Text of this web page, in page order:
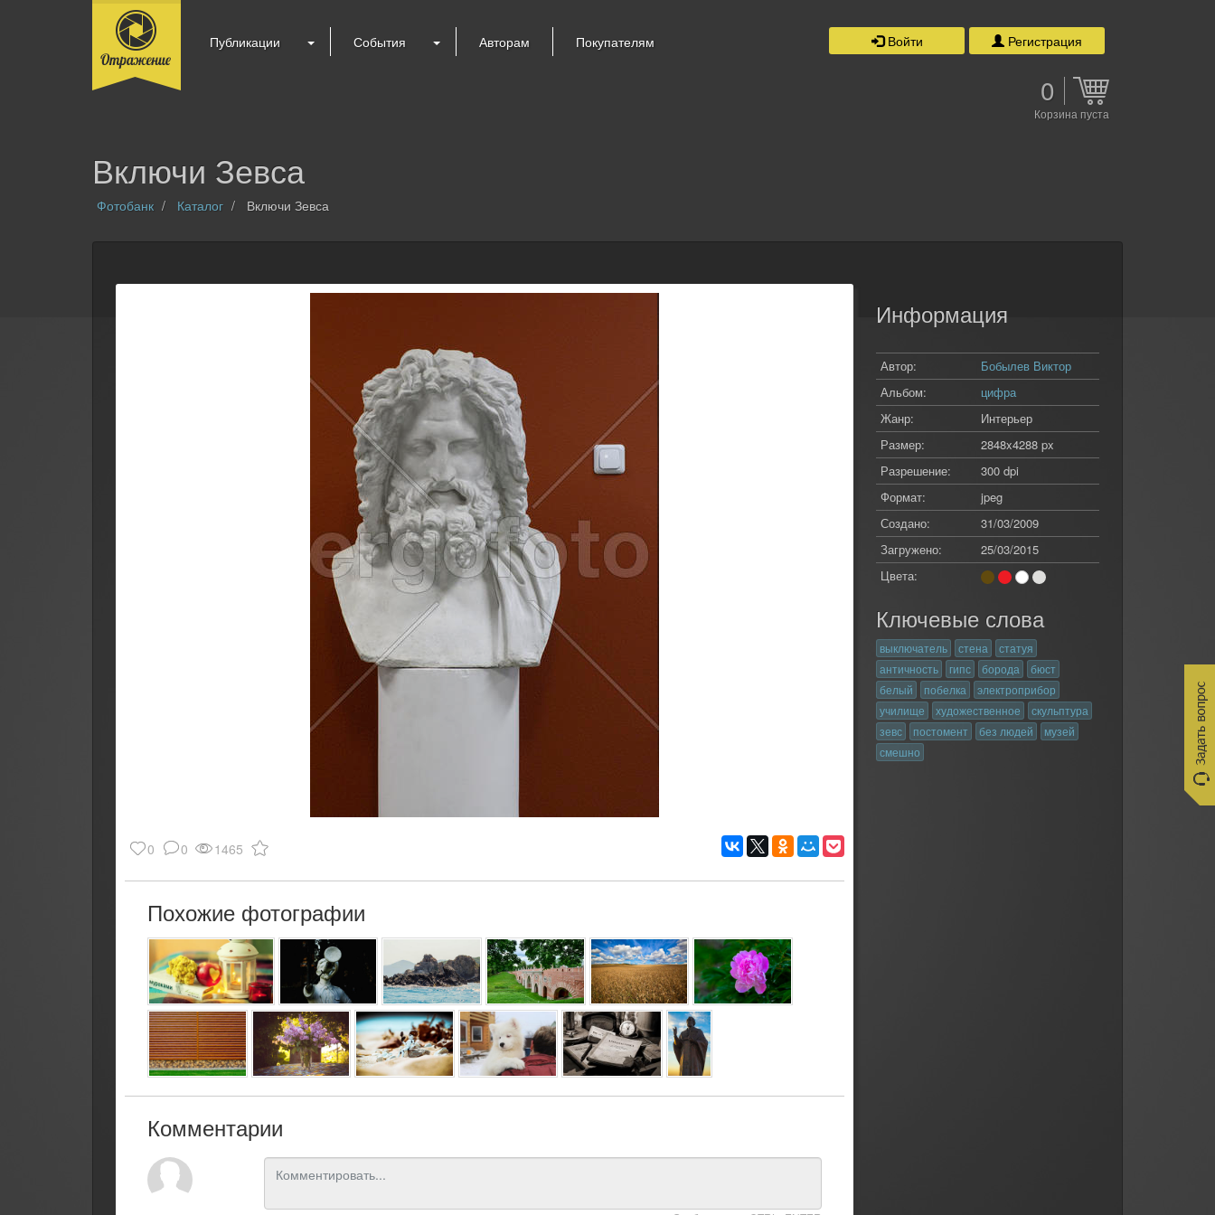
Публикации События Авторам Покупателям Войти Регистрация
0
Корзина пуста
Включи Зевса
Фотобанк Каталог Включи Зевса
0 0 1465
Похожие фотографии
Комментарии
Информация
Автор:
Бобылев Виктор
Альбом:
цифра
Жанр:
Интерьер
Размер:
2848x4288 px
Разрешение:
300 dpi
Формат:
jpeg
Создано:
31/03/2009
Загружено:
25/03/2015
Цвета:
Ключевые слова
выключатель стена
статуя
античность
гипс борода
бюст
белый
побелка
электроприбор
училище
художественное
скульптура
зевс
постомент без людей
музей
смешно